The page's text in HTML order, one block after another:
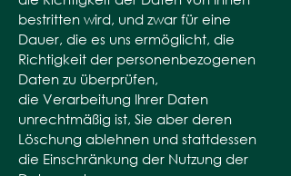
bestritten wird, und zwar für eine
Dauer, die es uns ermöglicht, die
Richtigkeit der personenbezogenen
Daten zu überprüfen,
die Verarbeitung Ihrer Daten
unrechtmäßig ist, Sie aber deren
Löschung ablehnen und stattdessen
die Einschränkung der Nutzung der